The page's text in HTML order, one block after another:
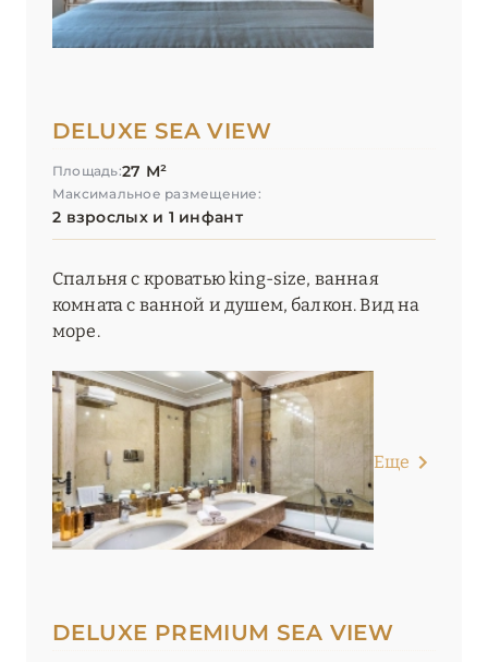
DELUXE SEA VIEW
Площадь:27 М²
Максимальное размещение:
2 взрослых и 1 инфант
Спальня с кроватью king-size, ванная
комната с ванной и душем, балкон. Вид на
море.
Еще
DELUXE PREMIUM SEA VIEW